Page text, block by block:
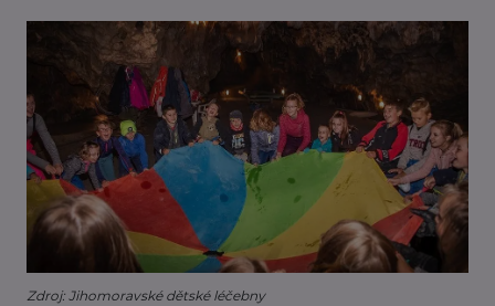
Zdroj: Jihomoravské dětské léčebny